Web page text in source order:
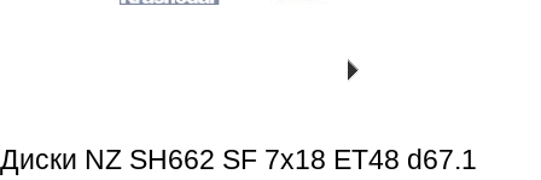
Диски NZ SH662 SF 7x18 ET48 d67.1